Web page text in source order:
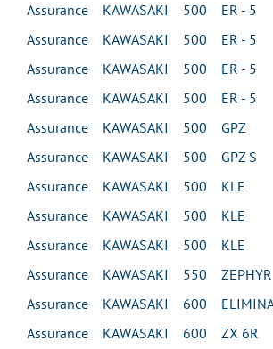
Assurance KAWASAKI 500 ER - 5
Assurance KAWASAKI 500 ER - 5
Assurance KAWASAKI 500 ER - 5
Assurance KAWASAKI 500 ER - 5
Assurance KAWASAKI 500 GPZ
Assurance KAWASAKI 500 GPZ S
Assurance KAWASAKI 500 KLE
Assurance KAWASAKI 500 KLE
Assurance KAWASAKI 500 KLE
Assurance KAWASAKI 550 ZEPHYR
Assurance KAWASAKI 600
Assurance KAWASAKI 600 ZX 6R